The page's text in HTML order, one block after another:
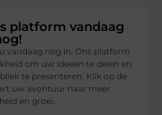
platform vandaag
vandaag nog in. Ons platform
om uw ideeën te delen en
te presenteren. Klik op de
uw avontuur naar meer
en groei.